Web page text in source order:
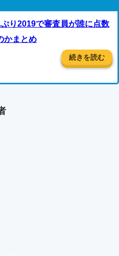
り2019で審査員が誰に点数
かまとめ
続きを読む